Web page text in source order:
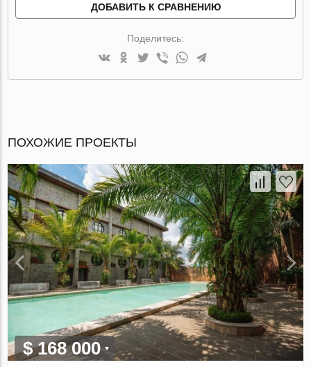
ДОБАВИТЬ К СРАВНЕНИЮ
Поделитесь:
ПОХОЖИЕ ПРОЕКТЫ
$ 168 000